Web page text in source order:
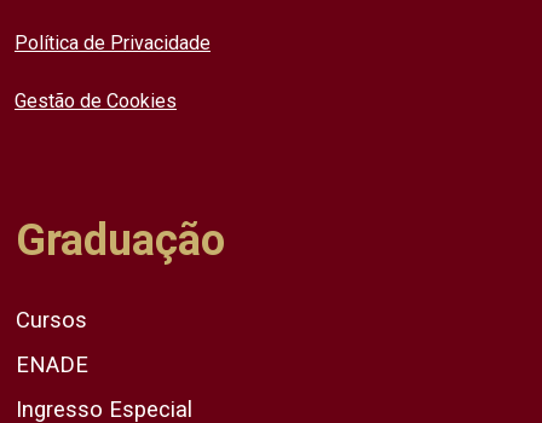
Política de Privacidade
Gestão de Cookies
Graduação
Cursos
ENADE
Ingresso Especial